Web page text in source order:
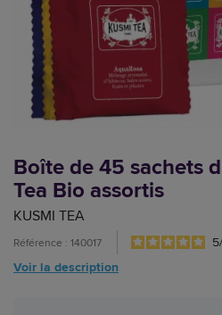
Boîte de 45 sachets
Tea Bio assortis
KUSMI TEA
Référence : 140017 5/
Voir la description